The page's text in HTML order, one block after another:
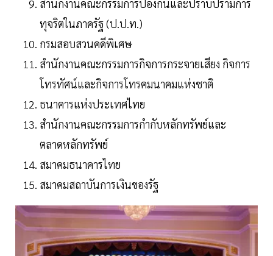
สำนักงานคณะกรรมการป้องกันและปราบปรามการ
ทุจริตในภาครัฐ (ป.ป.ท.)
กรมสอบสวนคดีพิเศษ
สำนักงานคณะกรรมการกิจการกระจายเสียง กิจการ
โทรทัศน์และกิจการโทรคมนาคมแห่งชาติ
ธนาคารแห่งประเทศไทย
สำนักงานคณะกรรมการกำกับหลักทรัพย์และ
ตลาดหลักทรัพย์
สมาคมธนาคารไทย
สมาคมสถาบันการเงินของรัฐ